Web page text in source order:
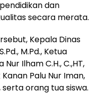
dan
secara merata.
Kepala Dinas
M.Pd., Ketua
Ilham C.H., C.,HT,
Palu Nur Iman,
serta orang tua siswa.